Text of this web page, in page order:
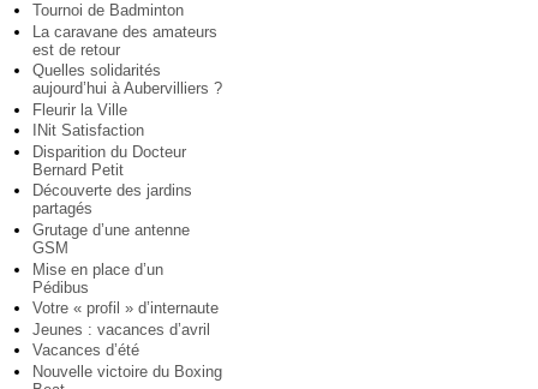
Tournoi de Badminton
La caravane des amateurs
est de retour
Quelles solidarités
aujourd’hui à Aubervilliers ?
Fleurir la Ville
INit Satisfaction
Disparition du Docteur
Bernard Petit
Découverte des jardins
partagés
Grutage d’une antenne
GSM
Mise en place d’un
Pédibus
Votre « profil » d’internaute
Jeunes : vacances d’avril
Vacances d’été
Nouvelle victoire du Boxing